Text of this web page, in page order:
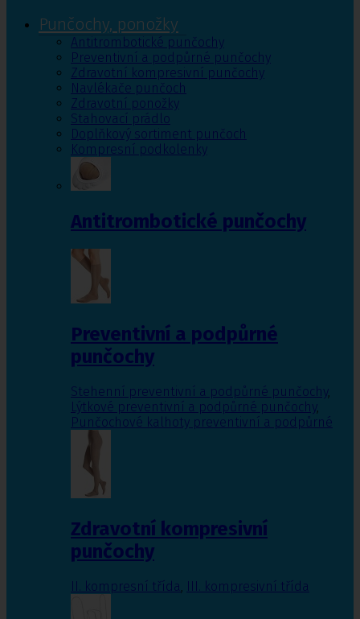
Punčochy, ponožky
Antitrombotické punčochy
Preventivní a podpůrné punčochy
Zdravotní kompresivní punčochy
Navlékače punčoch
Zdravotní ponožky
Stahovací prádlo
Doplňkový sortiment punčoch
Kompresní podkolenky
Antitrombotické punčochy
Preventivní a podpůrné
punčochy
Stehenní preventivní a podpůrné punčochy,
Lýtkové preventivní a podpůrné punčochy,
Punčochové kalhoty preventivní a podpůrné
Zdravotní kompresivní
punčochy
II. kompresní třída III. kompresivní třída